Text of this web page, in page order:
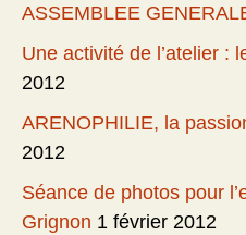
ASSEMBLEE
Une activité de l’atelier :
2012
ARENOPHILIE, la
2012
Séance de photos pour
Grignon 1 février 2012